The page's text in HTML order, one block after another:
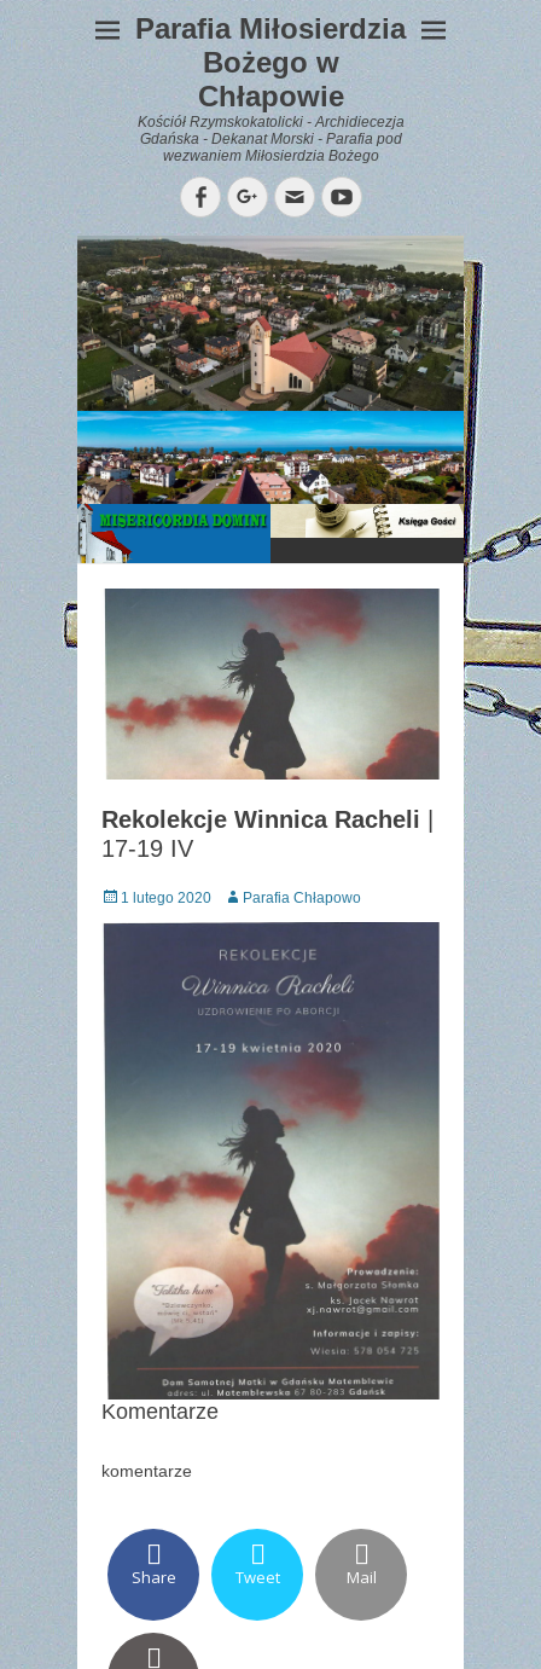
Parafia Miłosierdzia
Bożego w
Chłapowie
Kościół Rzymskokatolicki - Archidiecezja
Gdańska - Dekanat Morski - Parafia pod
wezwaniem Miłosierdzia Bożego
FacebookGoogleplus
EmailYouTube
WYPOCZYNEK
Gazetka
Parafialna
Rekolekcje Winnica Racheli |
17-19 IV
Posted
1 lutego 2020 Author
Parafia Chłapowo
Komentarze
komentarze
Share Tweet Mail